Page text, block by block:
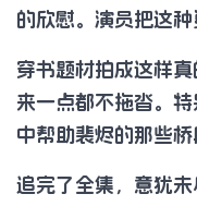
的欣慰。演员把这种
穿书题材拍成这样
来一点都不拖沓。
中帮助裴烬的那些桥
追完了全集，意犹